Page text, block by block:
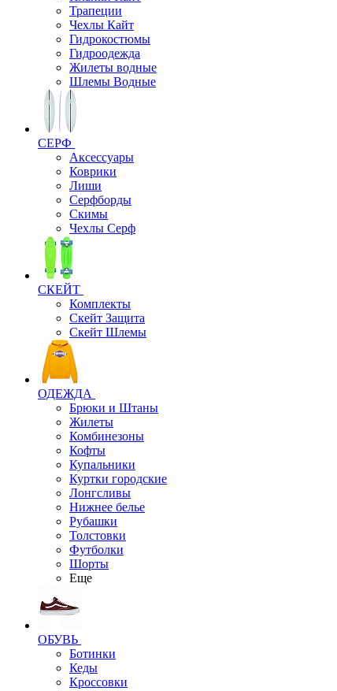
Трапеции
Чехлы Кайт
Гидрокостюмы
Гидроодежда
Жилеты водные
Шлемы Водные
СЕРФ
Аксессуары
Коврики
Лиши
Серфборды
Скимы
Чехлы Cерф
СКЕЙТ
Комплекты
Скейт Защита
Скейт Шлемы
ОДЕЖДА
Брюки и Штаны
Жилеты
Комбинезоны
Кофты
Купальники
Куртки городские
Лонгсливы
Нижнее белье
Рубашки
Толстовки
Футболки
Шорты
Еще
ОБУВЬ
Ботинки
Кеды
Кроссовки